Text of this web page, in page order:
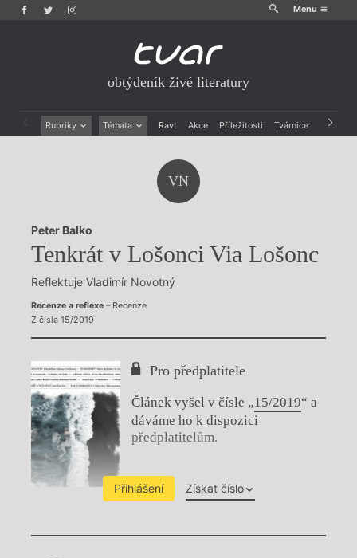
Menu
obtýdeník živé literatury
Rubriky Témata Ravt Akce Příležitosti Tvárnice Archiv
Rozhovory
Dokument
Výroční ceny
VN
Peter Balko
Tenkrát v Lošonci Via Lošonc
Reflektuje Vladimír Novotný
Recenze a reflexe– Recenze
Z čísla 15/2019
Pro předplatitele
Článek vyšel v čísle „15/2019“ a
dáváme ho k dispozici
předplatitelům.
Přihlášení Získat číslo
Chviličku.